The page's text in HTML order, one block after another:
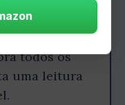
história
todos os
uma leitura